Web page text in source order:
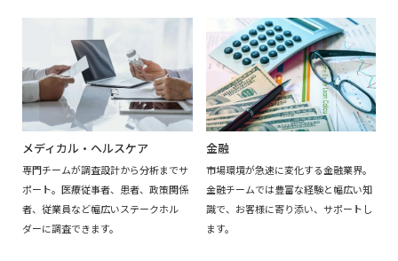
メディカル・ヘルスケア
専門チームが調査設計から分析までサ
ポート。医療従事者、患者、政策関係
者、従業員など幅広いステークホル
ダーに調査できます。
金融
市場環境が急速に変化する金融業界。
金融チームでは豊富な経験と幅広い知
識で、お客様に寄り添い、サポートし
ます。